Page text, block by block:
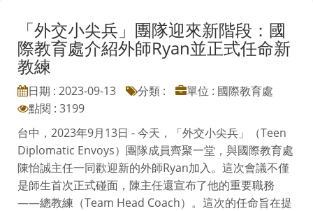
「外交小尖兵」團隊迎來新階段：國
際教育處介紹外師Ryan並正式任命新
教練
日期 : 2023-09-13 分類 :
單位 : 國際教育處
點閱 : 3199
台中，2023年9月13日 - 今天，「外交小尖兵」（Teen
Diplomatic Envoys）團隊成員齊聚一堂，與國際教育處
陳怡誠主任一同歡迎新的外師Ryan加入。這次會議不僅
是師生首次正式碰面，陳主任還宣布了他的重要職務
——總教練（Team Head Coach）。這次的任命旨在提